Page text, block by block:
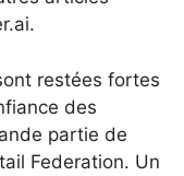
restées fortes
des
partie de
Federation. Un